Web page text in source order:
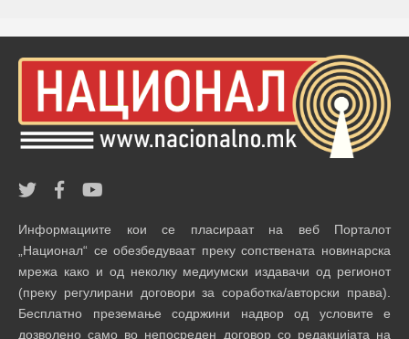
Информациите кои се пласираат на веб Порталот
„Национал“ се обезбедуваат преку сопствената новинарска
мрежа како и од неколку медиумски издавачи од регионот
(преку регулирани договори за соработка/авторски права).
Бесплатно преземање содржини надвор од условите е
дозволено само во непосреден договор со редакцијата на